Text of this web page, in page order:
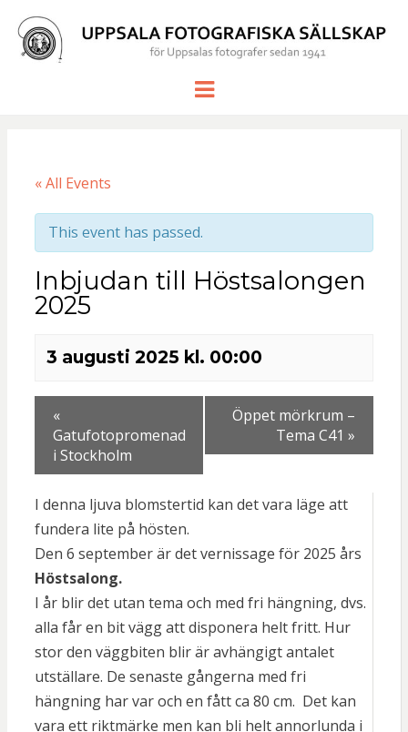
UPPSALA
Meny
« All Events
This event has passed.
Inbjudan till Höstsalongen
2025
3 augusti 2025 kl. 00:00
«
Gatufotopromenad
i Stockholm
Öppet mörkrum –
Tema C41 »
I denna ljuva blomstertid kan det vara läge att
fundera lite på hösten.
Den 6 september är det vernissage för 2025 års
Höstsalong.
I år blir det utan tema och med fri hängning, dvs.
alla får en bit vägg att disponera helt fritt. Hur
stor den väggbiten blir är avhängigt antalet
utställare. De senaste gångerna med fri
hängning har var och en fått ca 80 cm. Det kan
vara ett riktmärke men kan bli helt annorlunda i